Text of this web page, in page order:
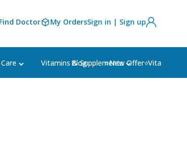
Doctor My OrdersSign in | Sign up
Vitamins & Supplements Vital
Blog ⭐New Offer⭐